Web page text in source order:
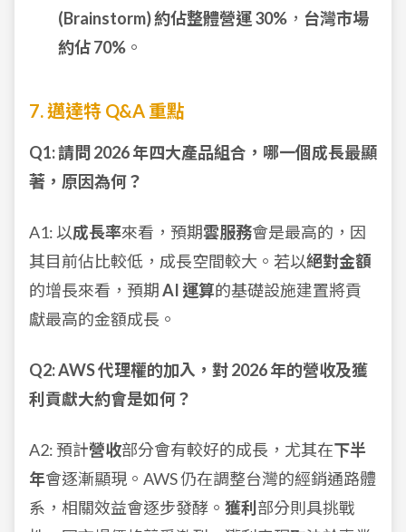
(Brainstorm) 約佔整體營運 30% ， 台灣市場
約佔 70% 。
7. 邁達特 Q&A 重點
Q1: 請問 2026 年四大產品組合，哪一個成長最顯
著，原因為何？
A1: 以成長率來看，預期雲服務會是最高的，因
其目前佔比較低，成長空間較大。若以絕對金額
的增長來看，預期AI 運算的基礎設施建置將貢
獻最高的金額成長。
Q2: AWS 代理權的加入，對 2026 年的營收及獲
利貢獻大約會是如何？
A2: 預計營收部分會有較好的成長，尤其在下半
年會逐漸顯現。AWS 仍在調整台灣的經銷通路體
系，相關效益會逐步發酵。 獲利 部分則具挑戰